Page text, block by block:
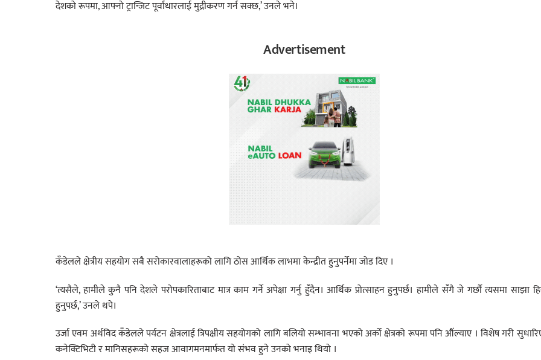
देशको रूपमा, आफ्नो ट्रान्जिट पूर्वाधारलाई मुद्रीकरण गर्न सक्छ,’ उनले भने।
Advertisement
कँडेलले क्षेत्रीय सहयोग सबै सरोकारवालाहरूको लागि ठोस आर्थिक लाभमा केन्द्रीत हुनुपर्नेमा जोड दिए ।
‘त्यसैले, हामीले कुनै पनि देशले परोपकारिताबाट मात्र काम गर्ने अपेक्षा गर्नु हुँदैन। आर्थिक प्रोत्साहन हुनुपर्छ। हामीले सँगै जे गर्छौं त्यसमा साझा
हुनुपर्छ,’ उनले थपे।
उर्जा एवम अर्थविद कँडेलले पर्यटन क्षेत्रलाई त्रिपक्षीय सहयोगको लागि बलियो सम्भावना भएको अर्को क्षेत्रको रूपमा पनि औंल्याए । विशेष गरी
कनेक्टिभिटी र मानिसहरूको सहज आवागमनमार्फत यो संभव हुने उनको भनाइ थियो ।